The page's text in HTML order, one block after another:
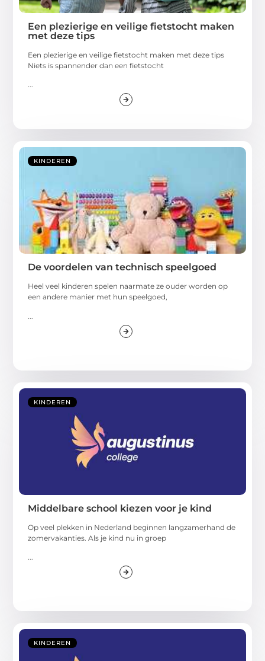
Een plezierige en veilige fietstocht maken
met deze tips
Een plezierige en veilige fietstocht maken met deze tips
Niets is spannender dan een fietstocht
...
KINDEREN
De voordelen van technisch speelgoed
Heel veel kinderen spelen naarmate ze ouder worden op
een andere manier met hun speelgoed,
KINDEREN
Middelbare school kiezen voor je kind
Op veel plekken in Nederland beginnen langzamerhand de
zomervakanties. Als je kind nu in groep
...
KINDEREN